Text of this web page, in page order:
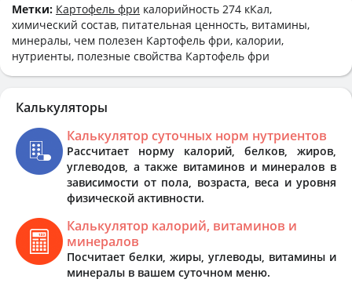
Метки: Картофель фри калорийность 274 кКал,
химический состав, питательная ценность, витамины,
минералы, чем полезен Картофель фри, калории,
нутриенты, полезные свойства Картофель фри
Калькуляторы
Калькулятор суточных норм нутриентов
Рассчитает норму калорий, белков, жиров,
углеводов, а также витаминов и минералов в
зависимости от пола, возраста, веса и уровня
физической активности.
Калькулятор калорий, витаминов и
минералов
Посчитает белки, жиры, углеводы, витамины и
минералы в вашем суточном меню.